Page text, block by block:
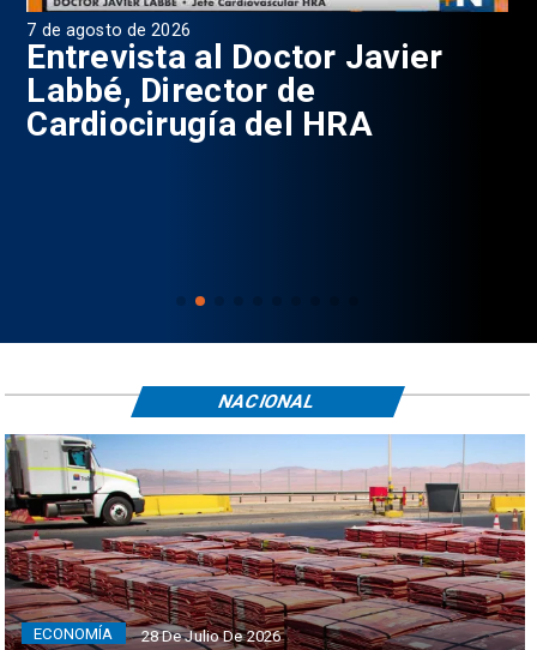
7 de agosto de 2026
Entrevista al Doctor Javier
Labbé, Director de
Cardiocirugía del HRA
ECONOMÍA 28 De Julio De 2026
NACIONAL